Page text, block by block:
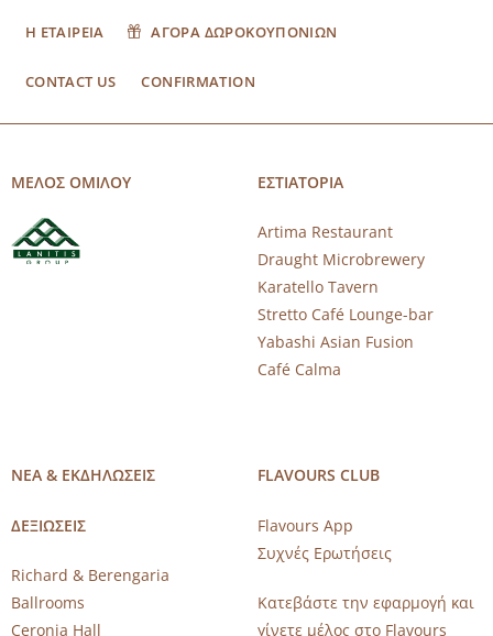
Η ΕΤΑΙΡΕΙΑ ΑΓΟΡΑ ΔΩΡΟΚΟΥΠΟΝΙΩΝ
CONTACT US CONFIRMATION
ΜΕΛΟΣ ΟΜΙΛΟΥ ΕΣΤΙΑΤΟΡΙΑ
Artima Restaurant
Draught Microbrewery
Karatello Tavern
Stretto Café Lounge-bar
Yabashi Asian Fusion
Café Calma
ΝΕΑ & ΕΚΔΗΛΩΣΕΙΣ
ΔΕΞΙΩΣΕΙΣ
Richard & Berengaria
Ballrooms
Ceronia Hall
FLAVOURS CLUB
Flavours App
Συχνές Ερωτήσεις
Κατεβάστε την εφαρμογή και
γίνετε μέλος στο Flavours